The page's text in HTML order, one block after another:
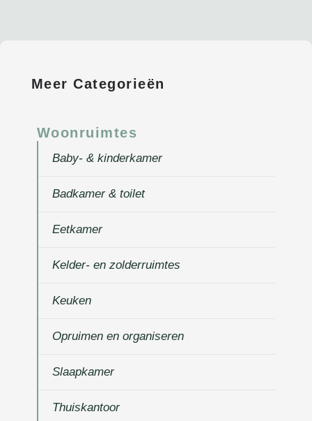
Meer Categorieën
Woonruimtes
Baby- & kinderkamer
Badkamer & toilet
Eetkamer
Kelder- en zolderruimtes
Keuken
Opruimen en organiseren
Slaapkamer
Thuiskantoor